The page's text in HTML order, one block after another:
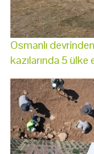
Osmanlı
kazılarında 5